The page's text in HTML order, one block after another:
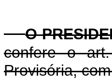
O
confere o
Provisória,